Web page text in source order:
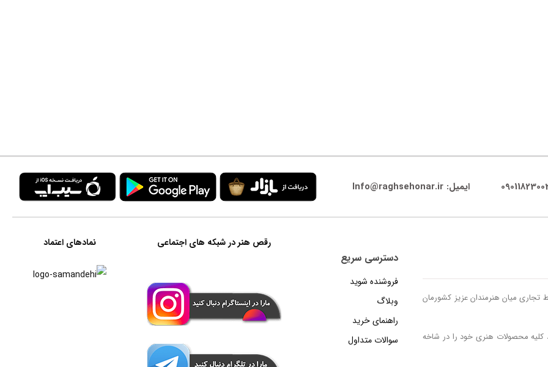
ایمیل: Info@raghsehonar.ir
1399 راه اندازی گردید تا رابط تجاری میان هنرمندان عزیز کشورمان
کلیه محصولات هنری خود را در شاخه
دسترسی سریع
فروشنده شوید
وبلاگ
راهنمای خرید
سوالات متداول
رقص هنر در شبکه های اجتماعی نمادهای اعتماد